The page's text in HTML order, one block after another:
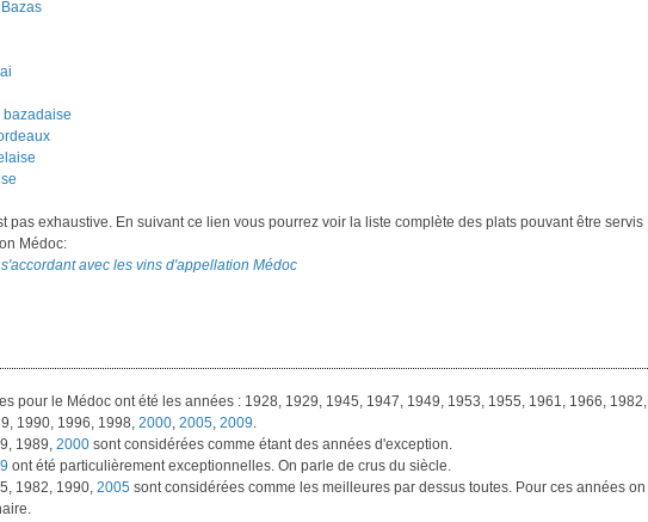
bazadaise
pas exhaustive. En suivant ce lien vous pourrez voir la liste complète des plats pouvant être servis
Médoc:
avec les vins d'appellation Médoc
pour le Médoc ont été les années : 1928, 1929, 1945, 1947, 1949, 1953, 1955, 1961, 1966, 1982,
1990, 1996, 1998, 2000, 2005, 2009.
1989, 2000 sont considérées comme étant des années d'exception.
ont été particulièrement exceptionnelles. On parle de crus du siècle.
1982, 1990, 2005 sont considérées comme les meilleures par dessus toutes. Pour ces années on